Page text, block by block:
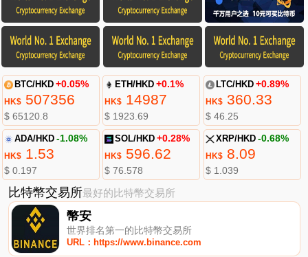
BTC/HKD +0.05%
HK$507356
$ 65120.8
ETH/HKD +0.1%
HK$ 14987
$ 1923.69
LTC/HKD +0.89%
HK$360.33
$ 46.25
ADA/HKD -1.08%
HK$1.53
$ 0.197
SOL/HKD +0.28%
HK$ 596.62
$ 76.578
XRP/HKD -0.68%
HK$8.09
$ 1.039
比特幣交易所最好的比特幣交易所
幣安
世界排名第一的比特幣交易所
URL：https://www.binance.com